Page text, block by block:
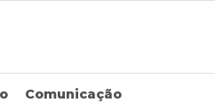
Comunicação